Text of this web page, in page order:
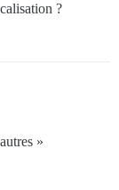
?
»